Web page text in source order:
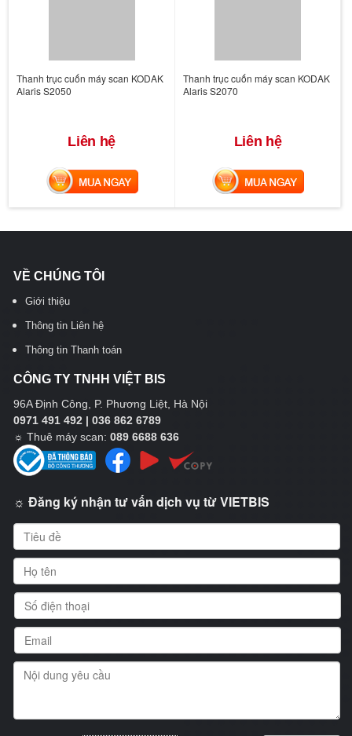
Thanh trục cuốn máy scan KODAK
Alaris S2050
Liên hệ
MUA NGAY
Thanh trục cuốn máy scan KODAK
Alaris S2070
Liên hệ
MUA NGAY
VỀ CHÚNG TÔI
Giới thiệu
Thông tin Liên hệ
Thông tin Thanh toán
CÔNG TY TNHH VIỆT BIS
96A Định Công, P. Phương Liệt, Hà Nội
0971 491 492 | 036 862 6789
☼ Thuê máy scan: 089 6688 636
☼ Đăng ký nhận tư vấn dịch vụ từ VIETBIS